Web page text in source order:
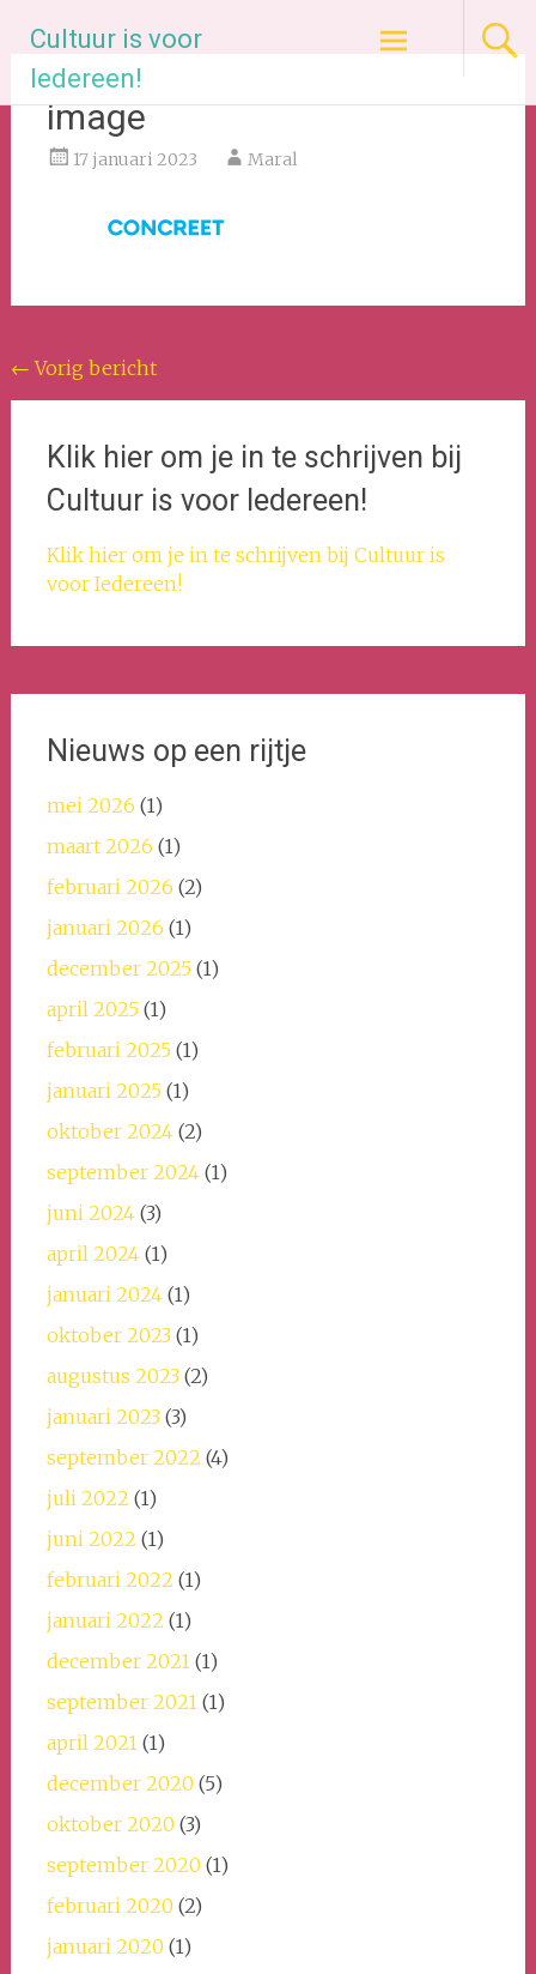
naar
inhoud
Cultuur is voor
Iedereen!
image
17 januari 2023 Maral
Bericht
navigatie
← Vorig bericht
Klik hier om je in te schrijven bij
Cultuur is voor Iedereen!
Klik hier om je in te schrijven bij Cultuur is
voor Iedereen!
Nieuws op een rijtje
mei 2026 (1)
maart 2026 (1)
februari 2026 (2)
januari 2026 (1)
december 2025(1)
april 2025(1)
februari 2025(1)
januari 2025(1)
oktober 2024(2)
september 2024(1)
juni 2024(3)
april 2024(1)
januari 2024(1)
oktober 2023(1)
augustus 2023(2)
januari 2023(3)
september 2022 (4)
juli 2022 (1)
juni 2022 (1)
februari 2022 (1)
januari 2022 (1)
december 2021(1)
september 2021(1)
april 2021(1)
december 2020 (5)
oktober 2020 (3)
september 2020 (1)
februari 2020 (2)
januari 2020 (1)